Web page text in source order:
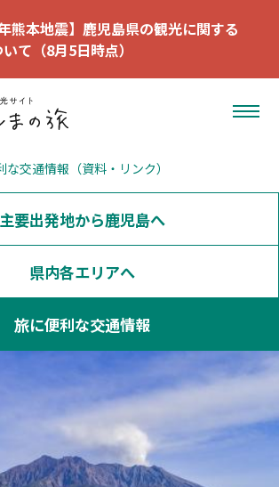
熊本地震】鹿児島県の観光に関する
て（8月5日時点）
な交通情報（資料・リンク）
主要出発地から鹿児島へ
県内各エリアへ
旅に便利な交通情報